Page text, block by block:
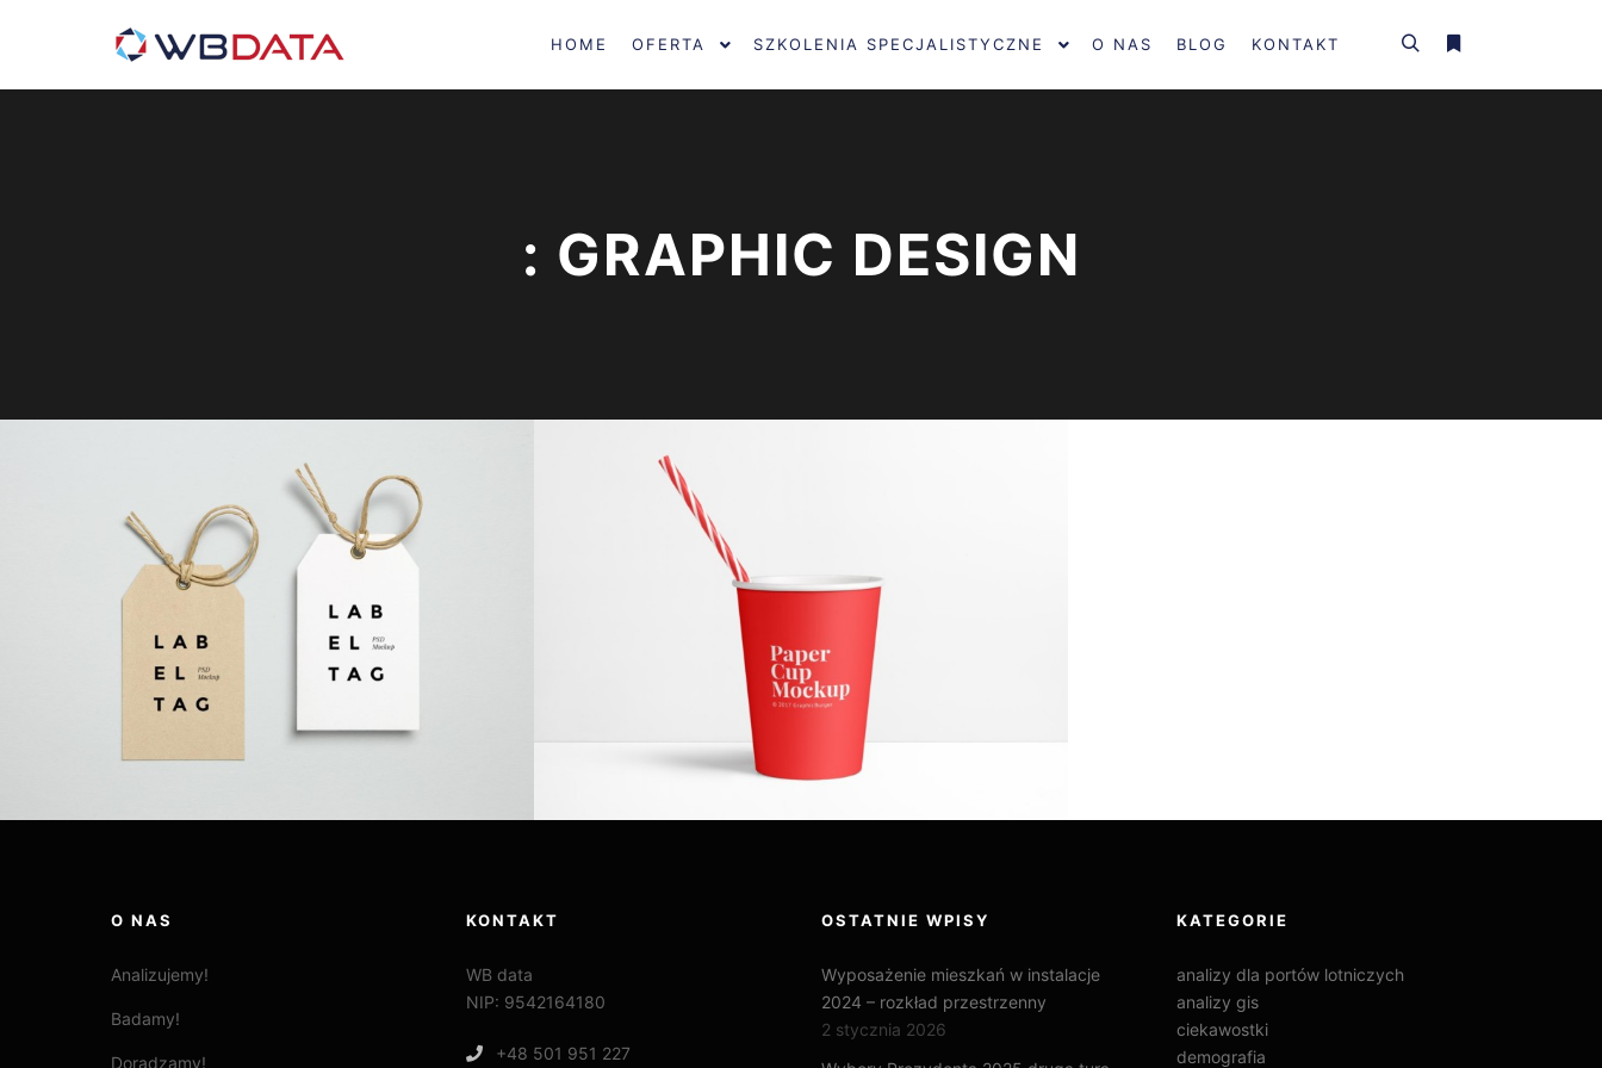
HOME OFERTA SZKOLENIA SPECJALISTYCZNE O NAS BLOG KONTAKT
: GRAPHIC DESIGN
O NAS
Analizujemy!
Badamy!
Doradzamy!
KONTAKT
WB data
NIP: 9542164180
+48 501 951 227
OSTATNIE WPISY
Wyposażenie mieszkań w instalacje
2024 – rozkład przestrzenny
2 stycznia 2026
KATEGORIE
analizy dla portów lotniczych
analizy gis
ciekawostki
demografia